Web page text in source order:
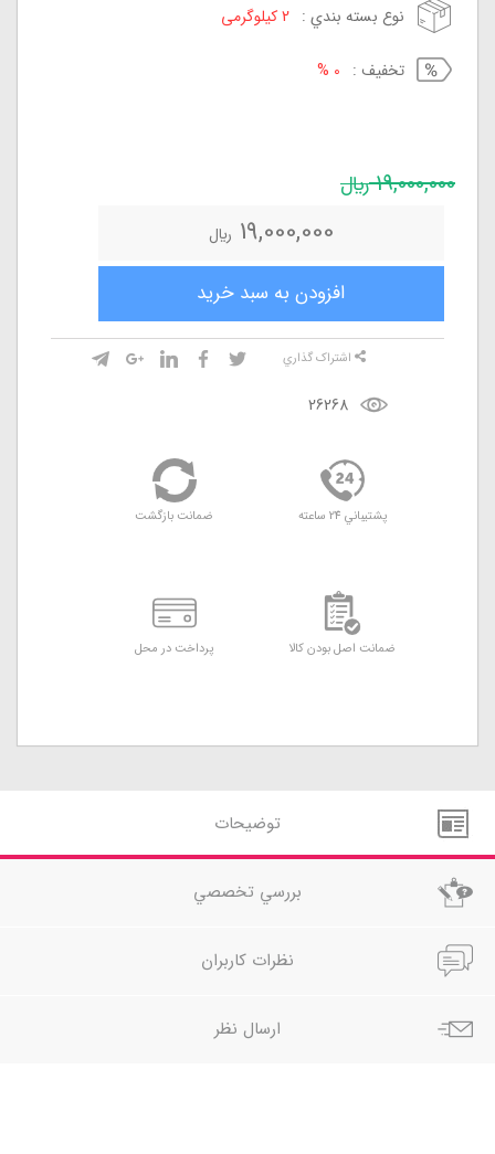
نوع بسته بندي : 2 کیلوگرمی
تخفيف : 0 %
19,000,000 ريال
19,000,000 ريال
افزودن به سبد خريد
26268
اشتراک گذاري
پشتيباني 24 ساعته ضمانت بازگشت
ضمانت اصل بودن کالا پرداخت در محل
توضيحات
بررسي تخصصي
نظرات کاربران
ارسال نظر